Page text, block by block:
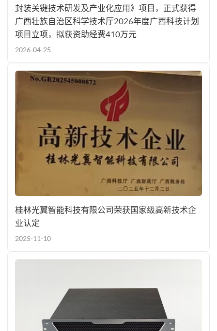
封装关键技术研发及产业化应用》项目，正式获得
广西壮族自治区科学技术厅2026年度广西科技计划
项目立项，拟获资助经费410万元
2026-04-25
桂林光翼智能科技有限公司荣获国家级高新技术企
业认定
2025-11-10